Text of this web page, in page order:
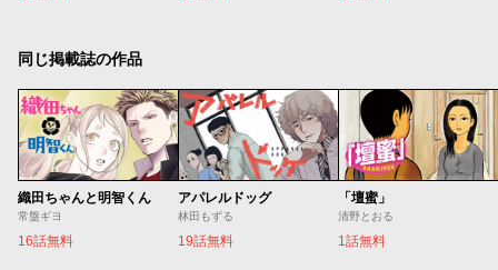
同じ掲載誌の作品
織田ちゃんと明智くん
常盤ギヨ
16話無料
アパレルドッグ
林田もずる
19話無料
「壇蜜」
清野とおる
1話無料